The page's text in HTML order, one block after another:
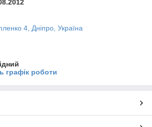
4, Дніпро, Україна
графік роботи